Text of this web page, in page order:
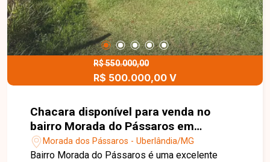
sua visita para conhecer essa oportunidade.
R$ 550.000,00
R$ 500.000,00 V
Chacara disponível para venda no
bairro Morada do Pássaros em
Uberlândia-MG
Morada dos Pássaros - Uberlândia/MG
Bairro Morada do Pássaros é uma excelente